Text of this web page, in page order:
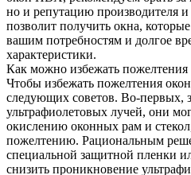
но и репутацию производителя
позволит получить окна,
вашим потребностям и долгое
характеристики.
Как можно избежать пожелтения
Чтобы избежать пожелтения
следующих советов. Во-первых,
ультрафиолетовых лучей, они
окислению оконных рам и
пожелтению. Рациональным
специальной защитной пленки
снизить проникновение